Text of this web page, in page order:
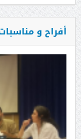
أفراح و